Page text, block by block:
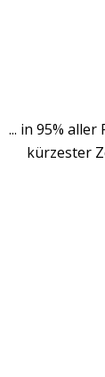
... in 95%
kürzester